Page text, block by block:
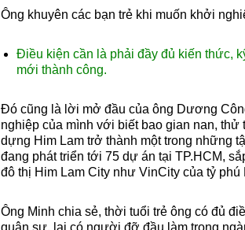
Ông khuyên các bạn trẻ khi muốn khởi
Điều kiện cần là phải đầy đủ kiến thức,
mới thành công.
Đó cũng là lời mở đầu của ông Dương
nghiệp của mình với biết bao gian nan,
dựng Him Lam trở thành một trong những
đang phát triển tới 75 dự án tại TP.HCM,
đô thị Him Lam City như VinCity của tỷ
Ông Minh chia sẻ, thời tuổi trẻ ông có đủ
quân sự, lại có người đỡ đầu làm trong